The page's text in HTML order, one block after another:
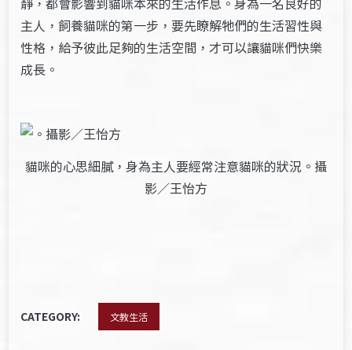
主人，飼養貓咪的第一步，要先瞭解牠們的生活習性與
性格，給予彼此足夠的生活空間，才可以讓貓咪們快樂
成長。
貓咪的心思細膩，身為主人要經常注意貓咪的狀況。攝
影／王怡方
CATEGORY: 文教生活